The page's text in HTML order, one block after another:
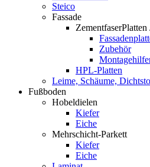
Steico
Fassade
ZementfaserPlatten
Zubehör
HPL-Platten
Leime, Schäume,
Fußboden
Hobeldielen
Kiefer
Eiche
Mehrschicht-Parkett
Kiefer
Eiche